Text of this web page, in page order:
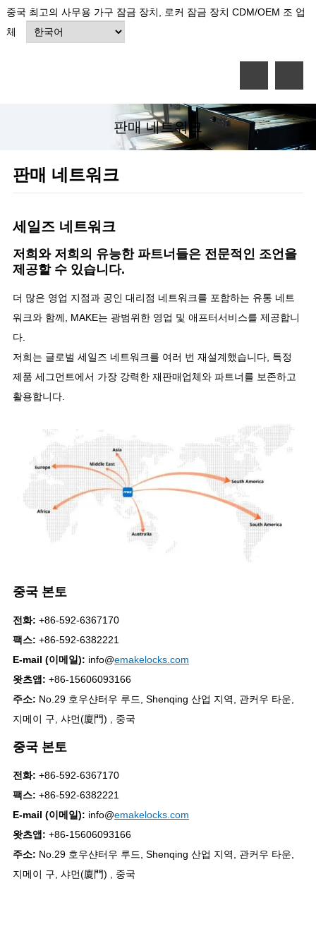
중국 최고의 사무용 가구 잠금 장치, 로커 잠금 장치 CDM/OEM 조 업
체
판매 네트워크
판매 네트워크
세일즈 네트워크
저희와 저희의 유능한 파트너들은 전문적인 조언을
제공할 수 있습니다.
더 많은 영업 지점과 공인 대리점 네트워크를 포함하는 유통 네트
워크와 함께, MAKE는 광범위한 영업 및 애프터서비스를 제공합니
다.
저희는 글로벌 세일즈 네트워크를 여러 번 재설계했습니다, 특정
제품 세그먼트에서 가장 강력한 재판매업체와 파트너를 보존하고
활용합니다.
중국 본토
전화: +86-592-6367170
팩스: +86-592-6382221
E-mail (이메일): info@emakelocks.com
왓츠앱: +86-15606093166
주소: No.29 호우샨터우 루드, Shenqing 산업 지역, 관커우 타운,
지메이 구, 샤먼(廈門) , 중국
중국 본토
전화: +86-592-6367170
팩스: +86-592-6382221
E-mail (이메일): info@emakelocks.com
왓츠앱: +86-15606093166
주소: No.29 호우샨터우 루드, Shenqing 산업 지역, 관커우 타운,
지메이 구, 샤먼(廈門) , 중국